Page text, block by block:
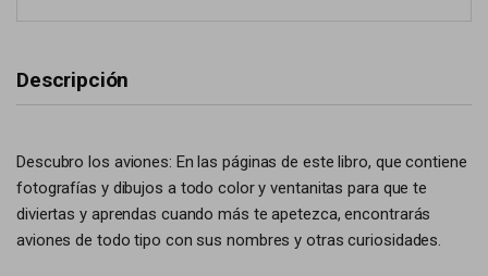
Descripción
Descubro los aviones: En las páginas de este libro, que contiene
fotografías y dibujos a todo color y ventanitas para que te
diviertas y aprendas cuando más te apetezca, encontrarás
aviones de todo tipo con sus nombres y otras curiosidades.